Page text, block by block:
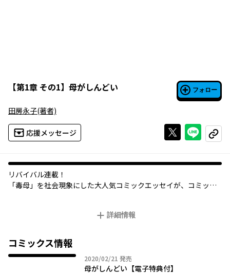
【第1章 その1】 母がしんどい フォロー
田房永子(著者)
応援メッセージ Xで投稿する
ライン
コピー
リバイバル連載！
「毒母」を社会現象にした大人気コミックエッセイが、コミック
詳細情報
コミックス情報
2020/02/21 2020年02月21日
発売
母がしんどい【電子特典付】